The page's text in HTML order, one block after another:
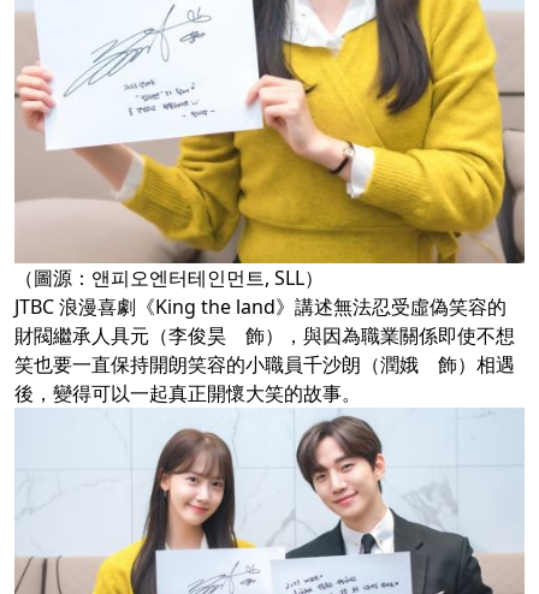
（圖源：앤피오엔터테인먼트, SLL）
JTBC 浪漫喜劇《King the land》講述無法忍受虛偽笑容的
財閥繼承人具元（李俊昊 飾），與因為職業關係即使不想
笑也要一直保持開朗笑容的小職員千沙朗（潤娥 飾）相遇
後，變得可以一起真正開懷大笑的故事。